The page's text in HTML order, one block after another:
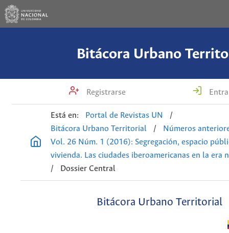
Bitácora Urbano
Registrarse
Está en: Portal de Revistas UN
/
Bitácora Urbano Territorial
/
Números
Vol. 26 Núm. 1 (2016): Segregación, espacio
vivienda. Las ciudades iberoamericanas en la era
/
Dossier Central
Bitácora Urbano Territorial